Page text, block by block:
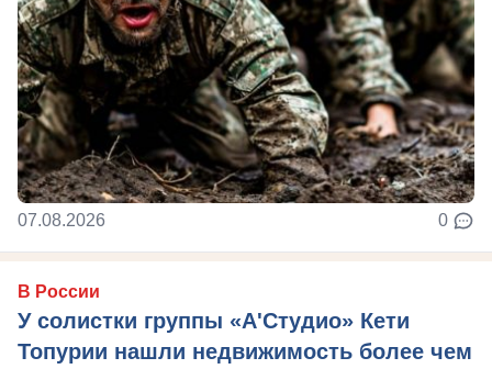
07.08.2026 0
В России
У солистки группы «А'Студио» Кети
Топурии нашли недвижимость более чем